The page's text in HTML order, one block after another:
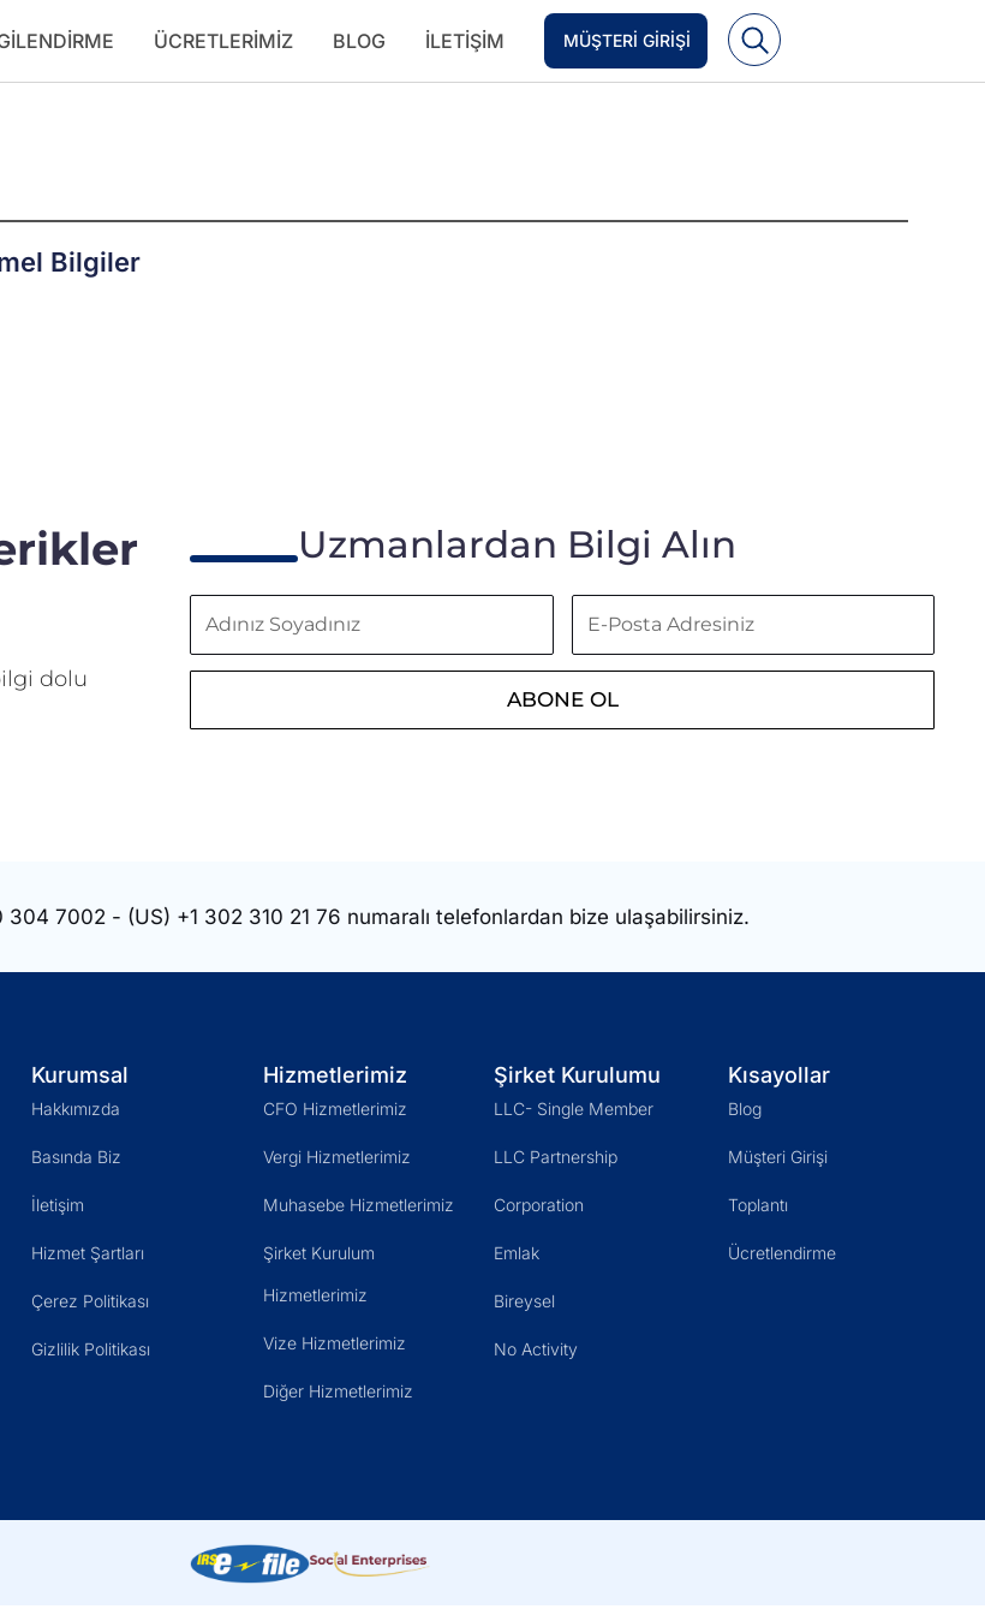
ÜCRETLERIMIZ BLOG İLETIŞIM MÜŞTERI GIRIŞI
Bilgiler
dolu
Uzmanlardan Bilgi Alın
Adınız
Soyadınız
E-
Posta
Adresiniz
ABONE OL
304 7002 - (US) +1 302 310 21 76 numaralı telefonlardan bize ulaşabilirsiniz.
Kurumsal
Hakkımızda
Basında Biz
İletişim
Hizmet Şartları
Çerez Politikası
Gizlilik Politikası
Hizmetlerimiz
CFO Hizmetlerimiz
Vergi Hizmetlerimiz
Muhasebe Hizmetlerimiz
Şirket Kurulum
Hizmetlerimiz
Vize Hizmetlerimiz
Diğer Hizmetlerimiz
Şirket Kurulumu
LLC- Single Member
LLC Partnership
Corporation
Emlak
Bireysel
No Activity
Kısayollar
Blog
Müşteri Girişi
Toplantı
Ücretlendirme